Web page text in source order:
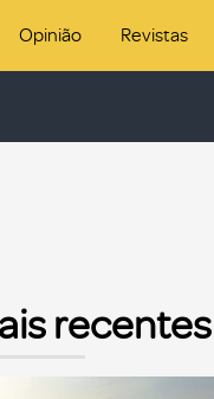
Opinião Revistas
recentes